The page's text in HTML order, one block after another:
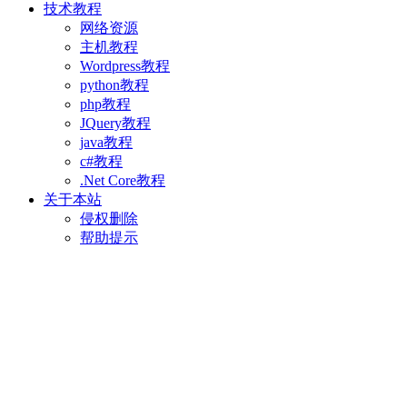
技术教程
网络资源
主机教程
Wordpress教程
python教程
php教程
JQuery教程
java教程
c#教程
.Net Core教程
关于本站
侵权删除
帮助提示